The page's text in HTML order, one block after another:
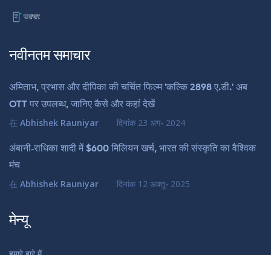
नवीनतम समाचार
अमिताभ, प्रभास और दीपिका की चर्चित फिल्म 'कल्कि 2898 ए.डी.' अब
OTТ पर उपलब्ध, जानिए कैसे और कहां देखें
在 Abhishek Rauniyar दिनांक 23 अग॰ 2024
अंबानी‑राधिका शादी में $600 मिलियन खर्च, भारत की संस्कृति का वैश्विक
मंच
在 Abhishek Rauniyar दिनांक 12 अक्तू॰ 2025
मेन्यू